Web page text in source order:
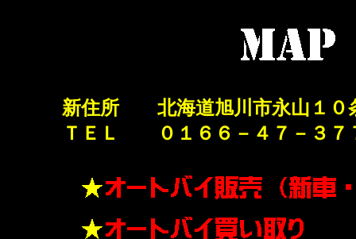
新住所 北海道旭川市永山１０
ＴＥＬ ０１６６－４７－３７